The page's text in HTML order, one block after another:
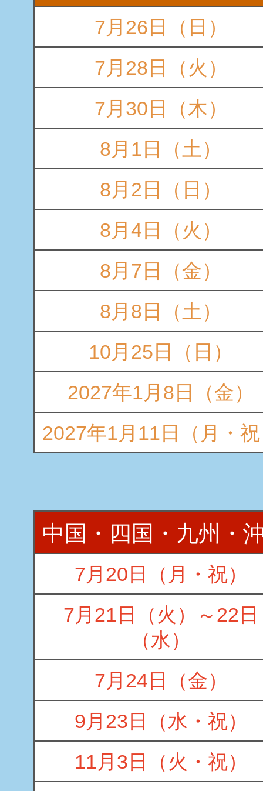
7月26日（日）
7月28日（火）
7月30日（木）
8月1日（土）
8月2日（日）
8月4日（火）
8月7日（金）
8月8日（土）
10月25日（日）
2027年1月8日（金）
2027年1月11日（月・
中国・四国・九州・
7月20日（月・祝）
7月21日（火）～22日
（水）
7月24日（金）
9月23日（水・祝）
11月3日（火・祝）